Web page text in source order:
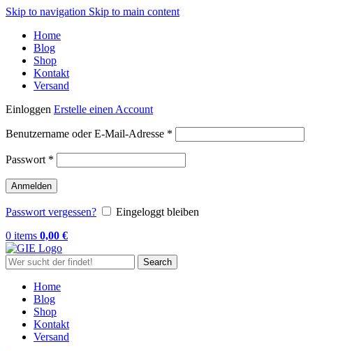
Skip to navigation Skip to main content
Home
Blog
Shop
Kontakt
Versand
Einloggen Erstelle einen Account
Benutzername oder E-Mail-Adresse *
Passwort *
Anmelden
Passwort vergessen?
Eingeloggt bleiben
0 items 0,00 €
Search
Home
Blog
Shop
Kontakt
Versand